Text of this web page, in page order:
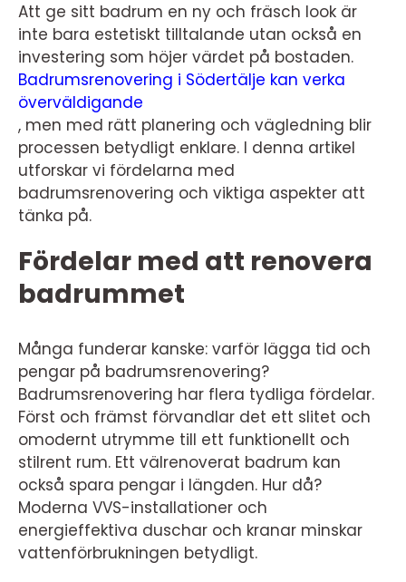
Att ge sitt badrum en ny och fräsch look är
inte bara estetiskt tilltalande utan också en
investering som höjer värdet på bostaden.
Badrumsrenovering i Södertälje kan verka
överväldigande
, men med rätt planering och vägledning blir
processen betydligt enklare. I denna artikel
utforskar vi fördelarna med
badrumsrenovering och viktiga aspekter att
tänka på.
Fördelar med att renovera
badrummet
Många funderar kanske: varför lägga tid och
pengar på badrumsrenovering?
Badrumsrenovering har flera tydliga fördelar.
Först och främst förvandlar det ett slitet och
omodernt utrymme till ett funktionellt och
stilrent rum. Ett välrenoverat badrum kan
också spara pengar i längden. Hur då?
Moderna VVS-installationer och
energieffektiva duschar och kranar minskar
vattenförbrukningen betydligt.